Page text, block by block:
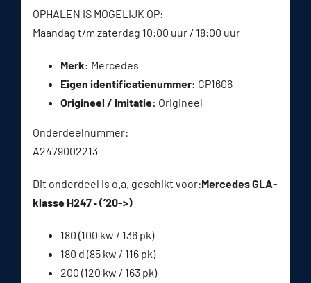
OPHALEN IS MOGELIJK OP:
Maandag t/m zaterdag 10:00 uur / 18:00 uur
Merk: Mercedes
Eigen identificatienummer: CP1606
Origineel / Imitatie: Origineel
Onderdeelnummer:
A2479002213
Dit onderdeel is o.a. geschikt voor:Mercedes GLA-
klasse H247 • (’20->)
180 (100 kw / 136 pk)
180 d (85 kw / 116 pk)
200 (120 kw / 163 pk)